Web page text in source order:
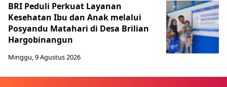
BRI Peduli Perkuat Layanan
Kesehatan Ibu dan Anak melalui
Posyandu Matahari di Desa Brilian
Hargobinangun
Minggu, 9 Agustus 2026